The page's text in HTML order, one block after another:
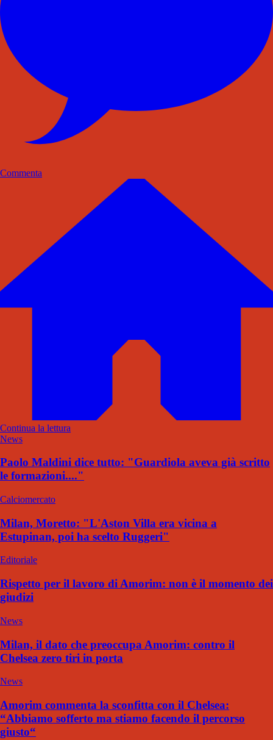
Commenta
Continua la lettura
News
Paolo Maldini dice tutto: "Guardiola aveva già scritto
le formazioni...."
Calciomercato
Milan, Moretto: "L'Aston Villa era vicina a
Estupinan, poi ha scelto Ruggeri"
Editoriale
Rispetto per il lavoro di Amorim: non è il momento dei
giudizi
News
Milan, il dato che preoccupa Amorim: contro il
Chelsea zero tiri in porta
News
Amorim commenta la sconfitta con il Chelsea:
“Abbiamo sofferto ma stiamo facendo il percorso
giusto“